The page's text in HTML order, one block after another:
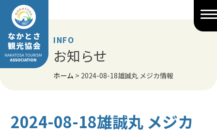
Skip
content
INFO
お知らせ
ホーム > 2024-08-18雄誠丸 メジカ情報
2024-08-18雄誠丸 メジカ